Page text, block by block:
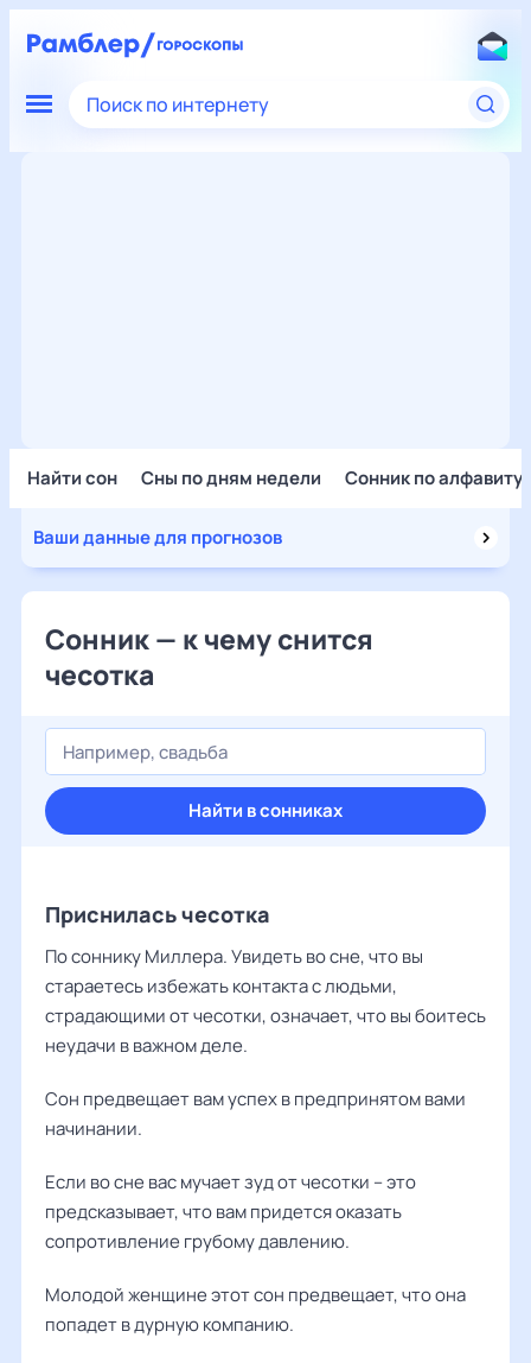
Поиск по интернету
Найти сон Сны по дням недели Сонник по алфавиту
Ваши данные для прогнозов
Сонник — к чему снится
чесотка
Найти в сонниках
Приснилась чесотка
По соннику Миллера. Увидеть во сне, что вы
стараетесь избежать контакта с людьми,
страдающими от чесотки, означает, что вы боитесь
неудачи в важном деле.
Сон предвещает вам успех в предпринятом вами
начинании.
Если во сне вас мучает зуд от чесотки – это
предсказывает, что вам придется оказать
сопротивление грубому давлению.
Молодой женщине этот сон предвещает, что она
попадет в дурную компанию.